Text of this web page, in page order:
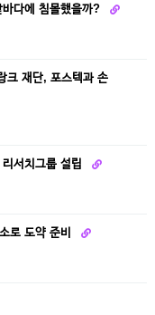
다에 침몰했을까?
크 재단, 포스텍과 손
서치그룹 설립
로 도약 준비